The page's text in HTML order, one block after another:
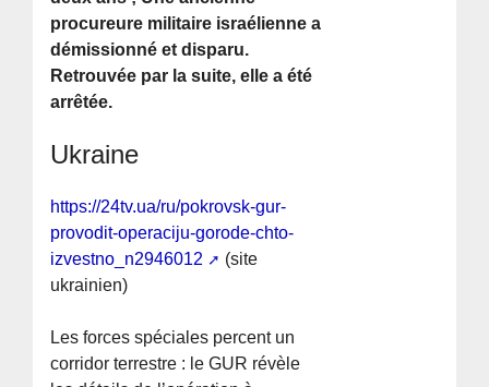
procureure militaire israélienne a
démissionné et disparu.
Retrouvée par la suite, elle a été
arrêtée.
Ukraine
https://24tv.ua/ru/pokrovsk-gur-
provodit-operaciju-gorode-chto-
izvestno_n2946012
(site
ukrainien)
Les forces spéciales percent un
corridor terrestre : le GUR révèle